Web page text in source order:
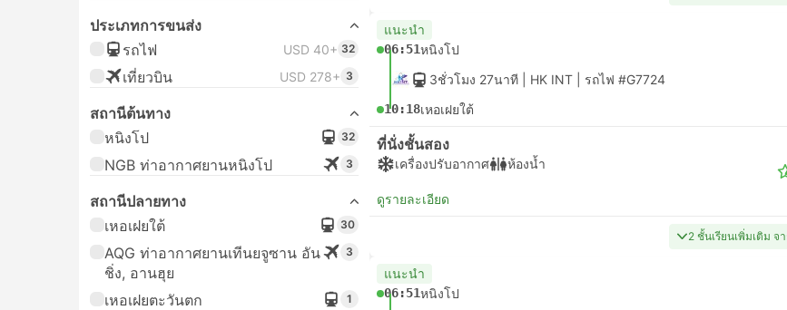
ประเภทการขนส่ง
รถไฟ
USD 40+ 32
เที่ยวบิน USD 278+ 3
สถานีต้นทาง
หนิงโป
32
NGB ท่าอากาศยานหนิงโป 3
สถานีปลายทาง
เหอเฝยใต้
30
AQG ท่าอากาศยานเทีนยจูซาน อัน
ชิ่ง, อานฮุย
3
เหอเฝยตะวันตก 1
แนะนำ
06:51หนิงโป
3ชั่วโมง 27นาที | HK INT รถไฟ #G7724
10:18เหอเฝยใต้
ที่นั่งชั้นสอง
เครื่องปรับอากาศ ห้องน้ำ
ดูรายละเอียด
2 ชั้นเรียนเพิ่มเติม จ
แนะนำ
06:51หนิงโป